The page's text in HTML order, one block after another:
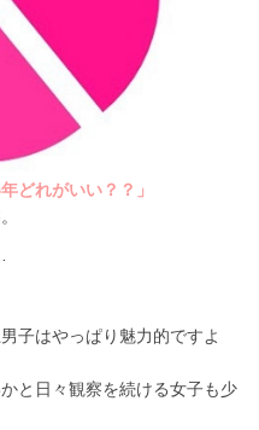
どれがいい？？」
子はやっぱり魅力的ですよ
と日々観察を続ける女子も少